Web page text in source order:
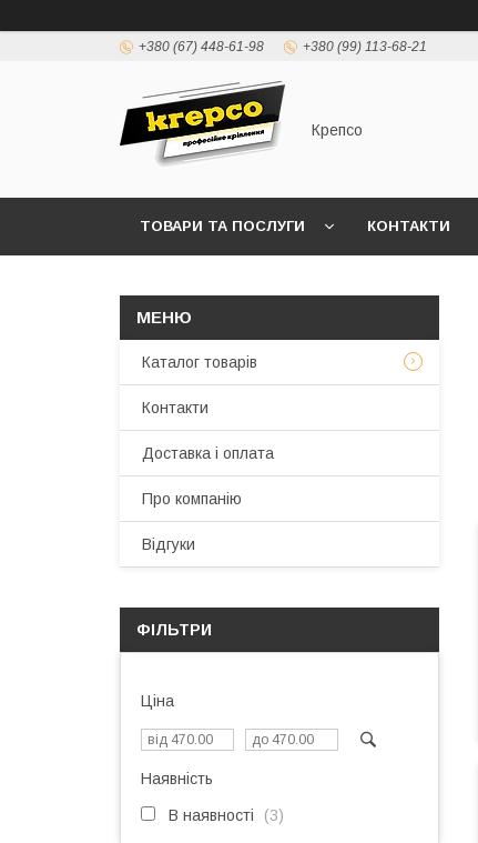
+380 (67) 448-61-98 +380 (99) 113-68-21
Крепсо
ТОВАРИ ТА ПОСЛУГИ КОНТАКТИ
Каталог товарів
Контакти
Доставка і оплата
Про компанію
Відгуки
ФІЛЬТРИ
Ціна
Наявність
В наявності 3